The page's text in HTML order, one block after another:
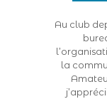
Au club
la